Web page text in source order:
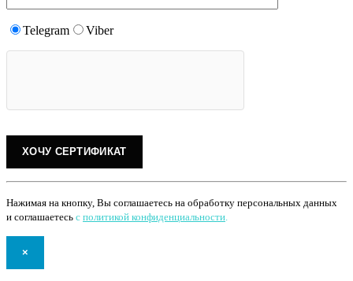
Telegram Viber
Нажимая на кнопку, Вы соглашаетесь на обработку персональных данных
и соглашаетесь с политикой конфиденциальности.
×